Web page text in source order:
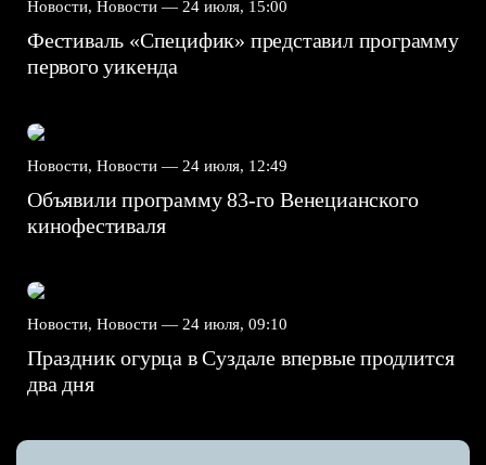
Новости, Новости — 24 июля, 15:00
Фестиваль «Специфик» представил программу
первого уикенда
Новости, Новости — 24 июля, 12:49
Объявили программу 83-го Венецианского
кинофестиваля
Новости, Новости — 24 июля, 09:10
Праздник огурца в Суздале впервые продлится
два дня